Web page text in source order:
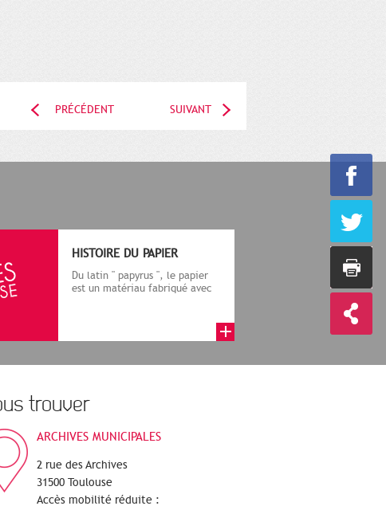
PRÉCÉDENT SUIVANT
HISTOIRE DU PAPIER
Du latin " papyrus ", le papier
est un matériau fabriqué avec
trouver
ARCHIVES MUNICIPALES
2 rue des Archives
31500 Toulouse
Accès mobilité réduite :